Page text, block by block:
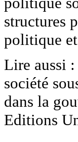
structures
politique
Lire aussi
société
dans la
Editions